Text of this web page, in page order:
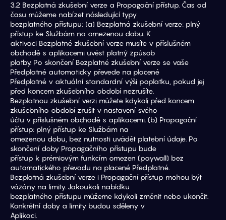
3.2 Bezplatná zkušební verze a Propagační přístup. Čas od
času můžeme nabízet následující typy
bezplatného přístupu: (a) Bezplatná zkušební verze: plný
přístup ke Službám na omezenou dobu. K
aktivaci Bezplatné zkušební verze musíte v příslušném
obchodě s aplikacemi uvést platný způsob
platby. Po skončení Bezplatné zkušební verze se vaše
Předplatné automaticky převede na placené
Předplatné v aktuální standardní výši poplatku, pokud jej
před koncem zkušebního období nezrušíte.
Bezplatnou zkušební verzi můžete kdykoli před koncem
zkušebního období zrušit v nastavení svého
účtu v příslušném obchodě s aplikacemi. (b) Propagační
přístup: plný přístup ke Službám na
omezenou dobu, bez nutnosti uvádět platební údaje. Po
skončení doby Propagačního přístupu bude
přístup k prémiovým funkcím omezen (paywall) bez
automatického převodu na placené Předplatné.
Bezplatná zkušební verze i Propagační přístup mohou být
vázány na limity. Jakoukoli nabídku
bezplatného přístupu můžeme kdykoli změnit nebo ukončit.
Konkrétní doby a limity budou sděleny v
Aplikaci.